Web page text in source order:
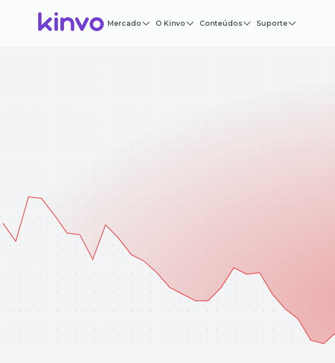
Mercado O Kinvo Conteúdos Suporte